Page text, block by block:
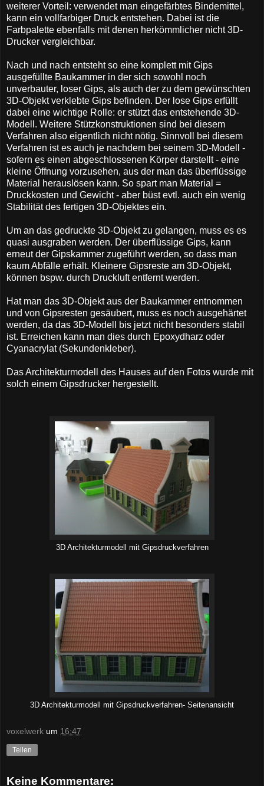
weiterer Vorteil: verwendet man eingefärbtes Bindemittel,
kann ein vollfarbiger Druck entstehen. Dabei ist die
Farbpalette ebenfalls mit denen herkömmlicher nicht 3D-
Drucker vergleichbar.
Nach und nach entsteht so eine komplett mit Gips
ausgefüllte Baukammer in der sich sowohl noch
unverbauter, loser Gips, als auch der zu dem gewünschten
3D-Objekt verklebte Gips befinden. Der lose Gips erfüllt
dabei eine wichtige Rolle: er stützt das entstehende 3D-
Modell. Weitere Stützkonstruktionen sind bei diesem
Verfahren also eigentlich nicht nötig. Sinnvoll bei diesem
Verfahren ist es auch je nachdem bei seinem 3D-Modell -
sofern es einen abgeschlossenen Körper darstellt - eine
kleine Öffnung vorzusehen, aus der man das überflüssige
Material herauslösen kann. So spart man Material =
Druckkosten und Gewicht - aber büst evtl. auch ein wenig
Stabilität des fertigen 3D-Objektes ein.
Um an das gedruckte 3D-Objekt zu gelangen, muss es es
quasi ausgraben werden. Der überflüssige Gips, kann
erneut der Gipskammer zugeführt werden, so dass man
kaum Abfälle erhält. Kleinere Gipsreste am 3D-Objekt,
können bspw. durch Druckluft entfernt werden.
Hat man das 3D-Objekt aus der Baukammer entnommen
und von Gipsresten gesäubert, muss es noch ausgehärtet
werden, da das 3D-Modell bis jetzt nicht besonders stabil
ist. Erreichen kann man dies durch Epoxydharz oder
Cyanacrylat (Sekundenkleber).
Das Architekturmodell des Hauses auf den Fotos wurde mit
solch einem Gipsdrucker hergestellt.
3D Architekturmodell mit Gipsdruckverfahren
3D Architekturmodell mit Gipsdruckverfahren- Seitenansicht
voxelwerk um 16:47
Teilen
Keine Kommentare: